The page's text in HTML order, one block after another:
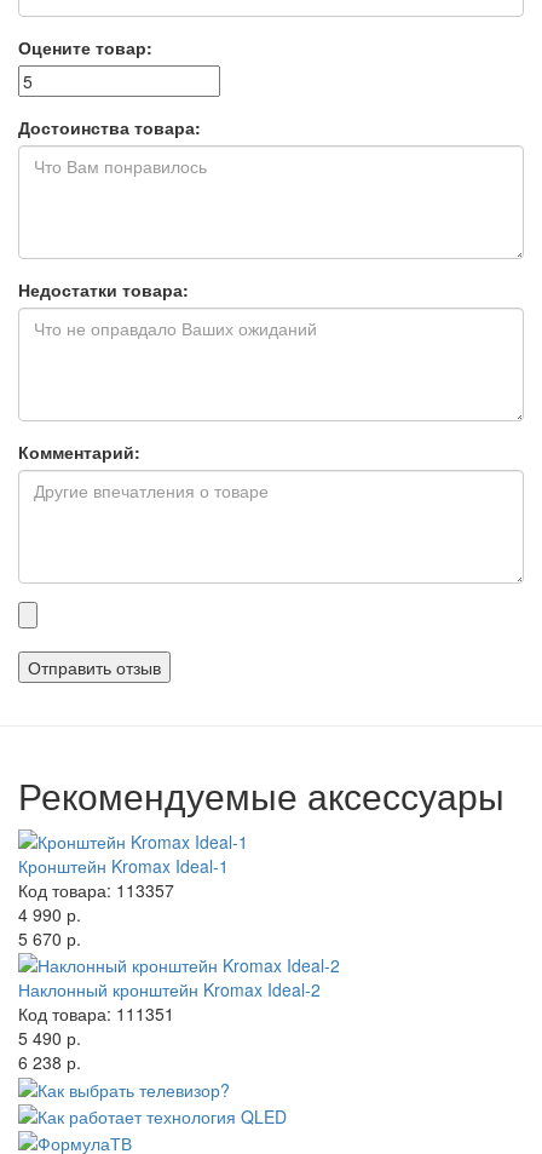
Оцените товар:
Достоинства товара:
Недостатки товара:
Комментарий:
Прикрепленные
файлы
Рекомендуемые аксессуары
Кронштейн Kromax Ideal-1
Код товара: 113357
4 990 р.
5 670 р.
Наклонный кронштейн Kromax Ideal-2
Код товара: 111351
5 490 р.
6 238 р.